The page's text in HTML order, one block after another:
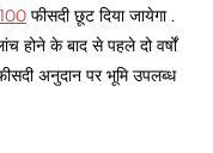
100 फीसदी छूट दिया जायेगा .
होने के बाद से पहले दो वर्षों
अनुदान पर भूमि उपलब्ध